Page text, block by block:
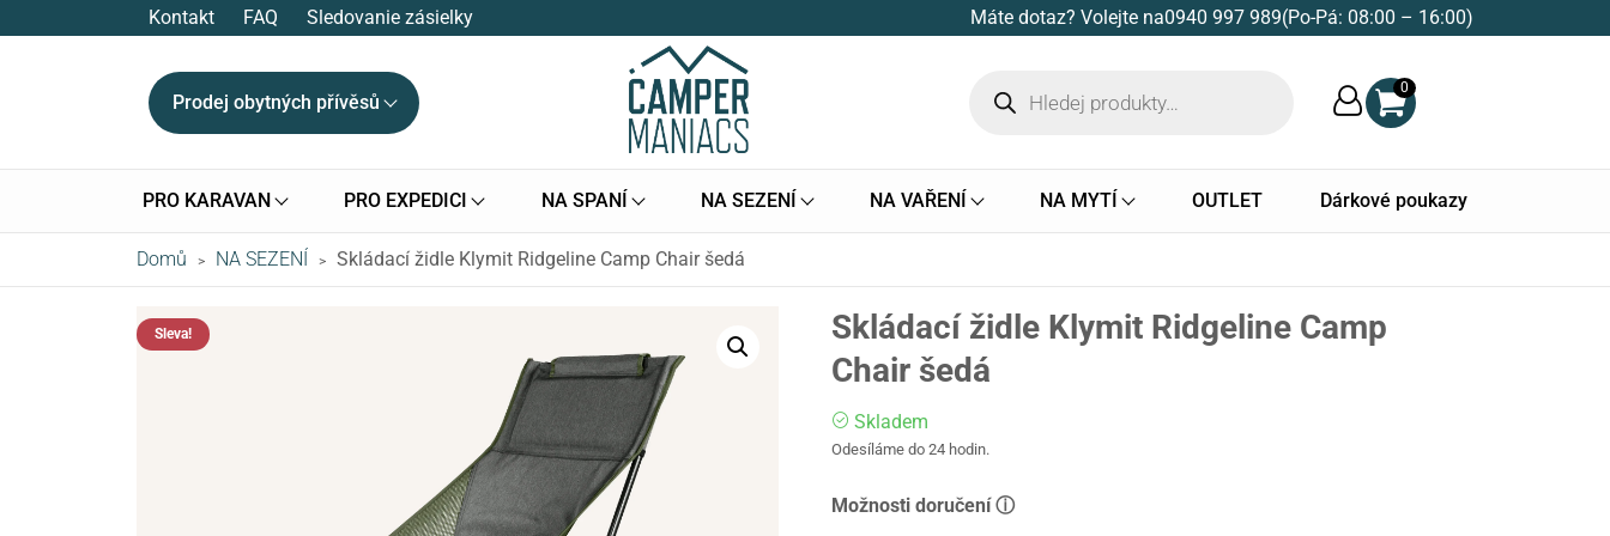
Kontakt FAQ Sledovanie zásielky Máte dotaz? Volejte na0940 997 989(Po-Pá: 08:00 – 16:00)
Prodej obytných přívěsů
0
PRO KARAVAN PRO EXPEDICI NA SPANÍ NA SEZENÍ NA VAŘENÍ NA MYTÍ OUTLET Dárkové poukazy
Domů > NA SEZENÍ > Skládací židle Klymit Ridgeline Camp Chair šedá
Sleva!
Skládací židle Klymit Ridgeline Camp
Chair šedá
Skladem
Odesíláme do 24 hodin.
Možnosti doručení ⓘ